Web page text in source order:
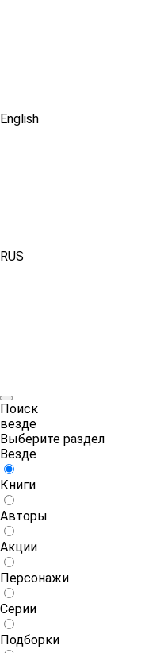
English
RUS
Поиск
везде
Выберите раздел
Везде
Книги
Авторы
Акции
Персонажи
Серии
Подборки